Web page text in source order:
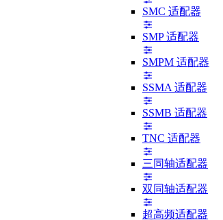
SMC 适配器
SMP 适配器
SMPM 适配器
SSMA 适配器
SSMB 适配器
TNC 适配器
三同轴适配器
双同轴适配器
超高频适配器